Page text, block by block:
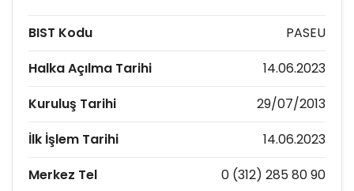
BIST Kodu
PASEU
Halka Açılma Tarihi
14.06.2023
Kuruluş Tarihi
29/07/2013
İlk İşlem Tarihi
14.06.2023
Merkez Tel
0 (312) 285 80 90